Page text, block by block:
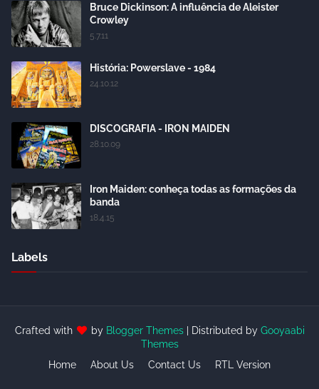
Bruce Dickinson: A influência de Aleister
Crowley
5.7.11
História: Powerslave - 1984
24.10.12
DISCOGRAFIA - IRON MAIDEN
28.10.09
Iron Maiden: conheça todas as formações da
banda
18.4.15
Labels
Crafted with by Blogger Themes| Distributed by Gooyaabi
Themes
Home
About Us Contact Us RTL Version